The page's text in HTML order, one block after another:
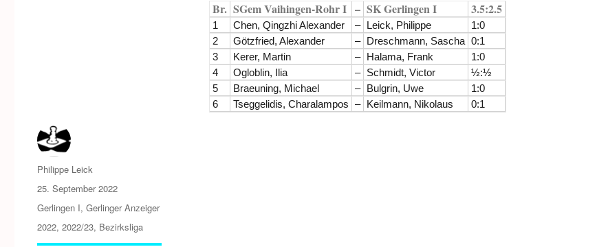
Br. SGem Vaihingen-Rohr I – SK Gerlingen I 3.5:2.5
1 Chen, Qingzhi Alexander – Leick, Philippe
1:0
2
Götzfried, Alexander – Dreschmann, Sascha 0:1
3
Kerer, Martin – Halama, Frank
1:0
4
Ogloblin, Ilia – Schmidt, Victor
½:½
5
Braeuning, Michael – Bulgrin, Uwe
1:0
6
Tseggelidis, Charalampos – Keilmann, Nikolaus 0:1
Autor
Philippe Leick
Veröffentlicht
am
25. September 2022
Kategorien
Gerlingen I, Gerlinger Anzeiger
Schlagwörter
2022, 2022/23, Bezirksliga